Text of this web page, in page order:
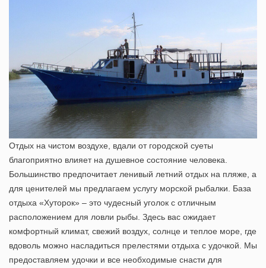
Отдых на чистом воздухе, вдали от городской суеты
благоприятно влияет на душевное состояние человека.
Большинство предпочитает ленивый летний отдых на пляже, а
для ценителей мы предлагаем услугу морской рыбалки. База
отдыха «Хуторок» – это чудесный уголок с отличным
расположением для ловли рыбы. Здесь вас ожидает
комфортный климат, свежий воздух, солнце и теплое море, где
вдоволь можно насладиться прелестями отдыха с удочкой. Мы
предоставляем удочки и все необходимые снасти для